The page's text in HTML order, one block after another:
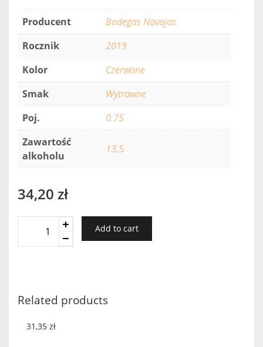
Producent
Bodegas Navajas
Rocznik
2019
Kolor
Czerwone
Smak
Wytrawne
Poj.
0.75
Zawartość
alkoholu
13.5
34,20 zł
Add to cart
Related products
31,35 zł